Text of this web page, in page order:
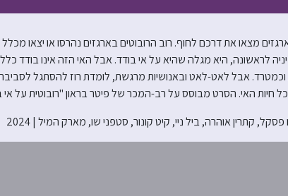
מצאו את דרכם לחוף. רוב הרובוטים בארגזים נהרסו או יצאו
לראשונה, היא מגלה שהיא על אי בודד. אבל האי הזה אינו בודד
וכמטרד. אבל לאט-לאט ובאנושיות מרגשת, לומדת רוז להסתגל
חיות האי. הסרט מבוסס על רב-המכר של פיטר בראון "רובוטית על אי
קתרין אוהרה, ביל ניי, קיט קונור, סטפני שו, מארק המיל | 2024